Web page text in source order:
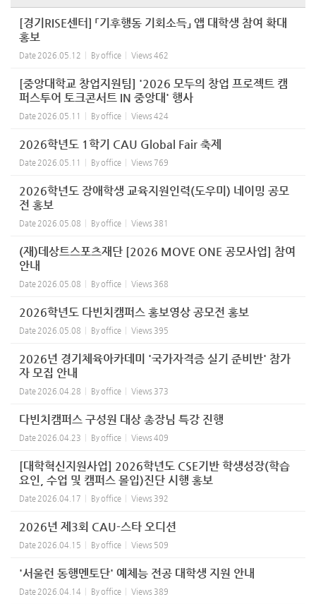
[경기RISE센터] 「기후행동 기회소득」 앱 대학생 참여 확대
홍보
Date 2026.05.12 Byoffice Views 462
[중앙대학교 창업지원팀] '2026 모두의 창업 프로젝트 캠
퍼스투어 토크콘서트 IN 중앙대' 행사
Date 2026.05.11 Byoffice Views 424
2026학년도 1학기 CAU Global Fair 축제
Date 2026.05.11 Byoffice Views 769
2026학년도 장애학생 교육지원인력(도우미) 네이밍 공모
전 홍보
Date 2026.05.08 Byoffice Views 381
(재)데상트스포츠재단 [2026 MOVE ONE 공모사업] 참여
안내
Date 2026.05.08 Byoffice Views 368
2026학년도 다빈치캠퍼스 홍보영상 공모전 홍보
Date 2026.05.08 Byoffice Views 395
2026년 경기체육아카데미 '국가자격증 실기 준비반' 참가
자 모집 안내
Date 2026.04.28 Byoffice Views 373
다빈치캠퍼스 구성원 대상 총장님 특강 진행
Date 2026.04.23 Byoffice Views 409
[대학혁신지원사업] 2026학년도 CSE기반 학생성장(학습
요인, 수업 및 캠퍼스 몰입)진단 시행 홍보
Date 2026.04.17 Byoffice Views 392
2026년 제3회 CAU-스타 오디션
Date 2026.04.15 Byoffice Views 509
'서울런 동행멘토단' 예체능 전공 대학생 지원 안내
Date 2026.04.14 Byoffice Views 389